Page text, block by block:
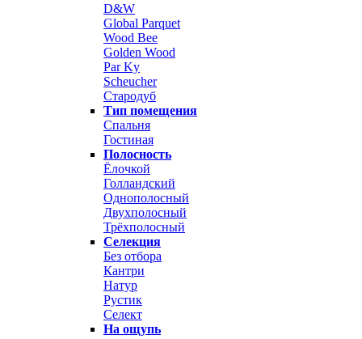
D&W
Global Parquet
Wood Bee
Golden Wood
Par Ky
Scheucher
Стародуб
Тип помещения
Спальня
Гостиная
Полосность
Ёлочкой
Голландский
Однополосный
Двухполосный
Трёхполосный
Селекция
Без отбора
Кантри
Натур
Рустик
Селект
На ощупь